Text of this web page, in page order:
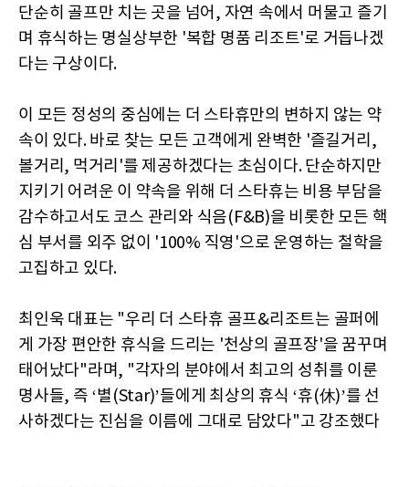
단순히 골프만 치는 곳을 넘어, 자연 속에서 머물고 즐기
며 휴식하는 명실상부한 '복합 명품 리조트'로 거듭나겠
다는 구상이다.
이 모든 정성의 중심에는 더 스타휴만의 변하지 않는 약
속이 있다. 바로 찾는 모든 고객에게 완벽한 '즐길거리,
볼거리, 먹거리'를 제공하겠다는 초심이다. 단순하지만
지키기 어려운 이 약속을 위해 더 스타휴는 비용 부담을
감수하고서도 코스 관리와 식음(F&B)을 비롯한 모든 핵
심 부서를 외주 없이 '100% 직영'으로 운영하는 철학을
고집하고 있다.
최인욱 대표는 "우리 더 스타휴 골프&리조트는 골퍼에
게 가장 편안한 휴식을 드리는 '천상의 골프장'을 꿈꾸며
태어났다"라며, "각자의 분야에서 최고의 성취를 이룬
명사들, 즉 ‘별(Star)’들에게 최상의 휴식 ‘휴(休)’를 선
사하겠다는 진심을 이름에 그대로 담았다"고 강조했다